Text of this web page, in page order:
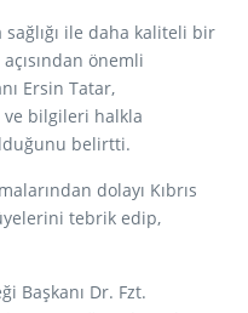
sağlığı ile daha kaliteli bir
önemli
Ersin Tatar,
bilgileri halkla
belirtti.
dolayı Kıbrıs
tebrik edip,
Başkanı Dr. Fzt.